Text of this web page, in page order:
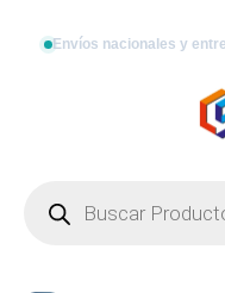
Envíos nacionales y